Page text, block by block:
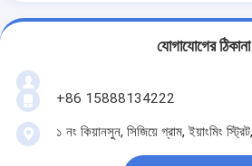
যোগাযোগের ঠিকানা
+86 15888134222
১ নং কিয়ানসুন, সিজিয়ে গ্রাম, ইয়াংমিং